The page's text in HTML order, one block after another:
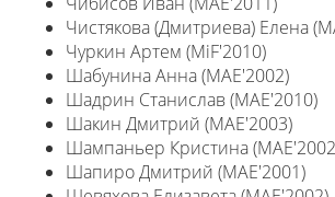
Чистякова (Дмитриева) Елена
Чуркин Артем (MiF'2010)
Шабунина Анна (MAE'2002)
Шадрин Станислав (MAE'2010)
Шакин Дмитрий (MAE'2003)
Шампаньер Кристина
Шапиро Дмитрий (MAE'2001)